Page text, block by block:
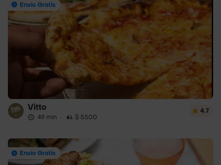
Envío Gratis
Vitto
49 min · $ 5500
4.7
Envío Gratis